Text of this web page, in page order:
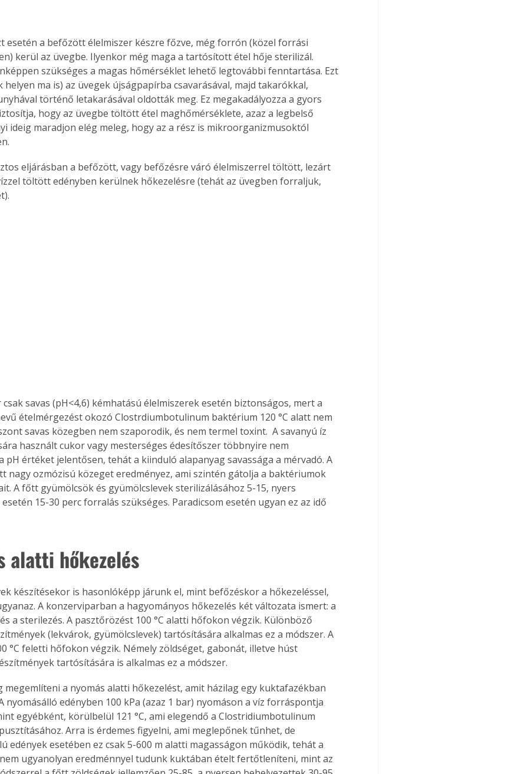
Gyógyító növények: a
természet kincsei az
esetén a befőzött élelmiszer készre főzve, még forrón (közel forrási
kerül az üvegbe. Ilyenkor még maga a tartósított étel hője sterilizál.
szükséges a magas hőmérséklet lehető legtovábbi fenntartása. Ezt
helyen ma is) az üvegek újságpapírba csavarásával, majd takarókkal,
történő letakarásával oldották meg. Ez megakadályozza a gyors
hogy az üvegbe töltött étel maghőmérséklete, azaz a legbelső
ideig maradjon elég meleg, hogy az a rész is mikroorganizmusoktól
eljárásban a befőzött, vagy befőzésre váró élelmiszerrel töltött, lezárt
töltött edényben kerülnek hőkezelésre (tehát az üvegben forraljuk,
csak savas (pH<4,6) kémhatású élelmiszerek esetén biztonságos, mert a
ételmérgezést okozó Clostrdiumbotulinum baktérium 120 °C alatt nem
savas közegben nem szaporodik, és nem termel toxint.  A savanyú íz
használt cukor vagy mesterséges édesítőszer többnyire nem
pH értéket jelentősen, tehát a kiinduló alapanyag savassága a mérvadó. A
nagy ozmózisú közeget eredményez, ami szintén gátolja a baktériumok
A főtt gyümölcsök és gyümölcslevek sterilizálásához 5-15, nyers
15-30 perc forralás szükséges. Paradicsom esetén ugyan ez az idő
alatti hőkezelés
készítésekor is hasonlóképp járunk el, mint befőzéskor a hőkezeléssel,
A konzerviparban a hagyományos hőkezelés két változata ismert: a
a sterilezés. A pasztőrözést 100 °C alatti hőfokon végzik. Különböző
(lekvárok, gyümölcslevek) tartósítására alkalmas ez a módszer. A
°C feletti hőfokon végzik. Némely zöldséget, gabonát, illetve húst
tartósítására is alkalmas ez a módszer.
megemlíteni a nyomás alatti hőkezelést, amit házilag egy kuktafazékban
nyomásálló edényben 100 kPa (azaz 1 bar) nyomáson a víz forráspontja
egyébként, körülbelül 121 °C, ami elegendő a Clostridiumbotulinum
Arra is érdemes figyelni, ami meglepőnek tűnhet, de
edények esetében ez csak 5-600 m alatti magasságon működik, tehát a
ugyanolyan eredménnyel tudunk kuktában ételt fertőtleníteni, mint az